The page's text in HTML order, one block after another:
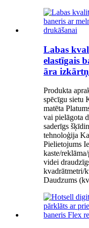
Labas
elastīgais
āra
Produkta
spēcīgu sietu
matēta
vai pielāgota
saderīgs
tehnoloģija
Pielietojums
kaste/
videi
kvadrātmetri/
Daudzums